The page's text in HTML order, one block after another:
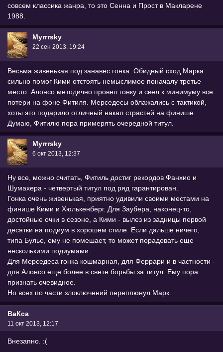
совсем классика жанра, то это Сенна и Прост в Макларене
1988.
Myrrrsky
22 сен 2013, 19:24
Весьма живенькая под занавес гонка. Обидный сход Марка
сильно помог Кими отстоять немыслимое поначалу третье
место. Алонсо методично провел гонку и свел к минимуму все
потери на фоне Фитиля. Мерседесы облажались с тактикой,
хоты это подарило отличный накал страстей на финише.
Думаю, Фитилю пора примерять очередной титул.
Myrrrsky
6 окт 2013, 12:37
Ну все, можно считать, Фитиль достиг рекордов Фанхио и
Шумахера - четвертый титул под ряд гарантирован.
Гонка очень живенькая, приятно удивили своими местами на
финише Кими и Хюлькенберг. Для Заубера, наконец-то,
достойные очки в сезоне, а Кими - вылез из задницы первой
десятки на подиум в хорошем стиле. Если дальше ничего,
типа Булье, ему не помешает, то может порадовать еще
несколькими подиумами.
Для Мерседеса гонка кошмарная, для Феррари и в частности -
для Алонсо еще более в свете борьбы за титул. Ему пора
признать очевидное.
Но всех по части злоключений переплюнул Марк.
ВаКса
11 окт 2013, 12:17
Внезапно. :(